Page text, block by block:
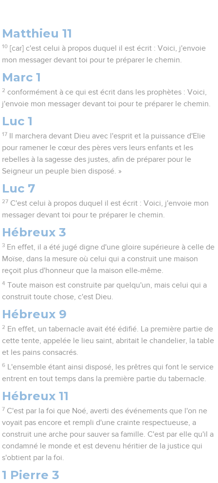
Matthieu 11
10 [car] c'est celui à propos duquel il est écrit : Voici, j'envoie
mon messager devant toi pour te préparer le chemin.
Marc 1
2 conformément à ce qui est écrit dans les prophètes : Voici,
j'envoie mon messager devant toi pour te préparer le chemin.
Luc 1
17
Il marchera devant Dieu avec l'esprit et la puissance d'Elie
pour ramener le cœur des pères vers leurs enfants et les
rebelles à la sagesse des justes, afin de préparer pour le
Seigneur un peuple bien disposé. »
Luc 7
27 C'est celui à propos duquel il est écrit : Voici, j'envoie mon
messager devant toi pour te préparer le chemin.
Hébreux 3
3 En effet, il a été jugé digne d'une gloire supérieure à celle de
Moïse, dans la mesure où celui qui a construit une maison
reçoit plus d'honneur que la maison elle-même.
4 Toute maison est construite par quelqu'un, mais celui qui a
construit toute chose, c'est Dieu.
Hébreux 9
2 En effet, un tabernacle avait été édifié. La première partie de
cette tente, appelée le lieu saint, abritait le chandelier, la table
et les pains consacrés.
6
L'ensemble étant ainsi disposé, les prêtres qui font le service
entrent en tout temps dans la première partie du tabernacle.
Hébreux 11
7 C'est par la foi que Noé, averti des événements que l'on ne
voyait pas encore et rempli d'une crainte respectueuse, a
construit une arche pour sauver sa famille. C'est par elle qu'il a
condamné le monde et est devenu héritier de la justice qui
s'obtient par la foi.
1 Pierre 3